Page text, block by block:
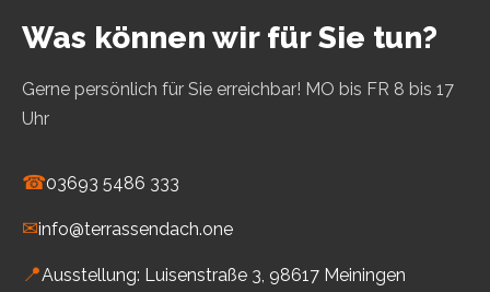
Was können wir für Sie tun?
Gerne persönlich für Sie erreichbar! MO bis FR 8 bis 17
Uhr
☎03693 5486 333
✉info@terrassendach.one
📍Ausstellung: Luisenstraße 3, 98617 Meiningen